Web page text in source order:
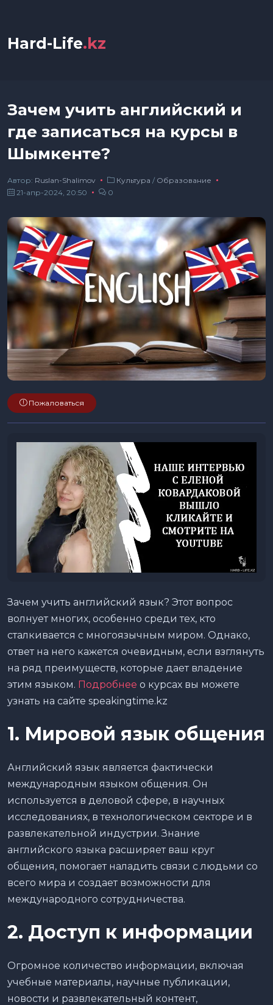
Hard-Life.kz
Зачем учить английский и
где записаться на курсы в
Шымкенте?
Автор: Ruslan-Shalimov Культура / Образование
21-апр-2024, 20:50
0
Пожаловаться
Зачем учить английский язык? Этот вопрос
волнует многих, особенно среди тех, кто
сталкивается с многоязычным миром. Однако,
ответ на него кажется очевидным, если взглянуть
на ряд преимуществ, которые дает владение
этим языком. Подробнее о курсах вы можете
узнать на сайте speakingtime.kz
1. Мировой язык общения
Английский язык является фактически
международным языком общения. Он
используется в деловой сфере, в научных
исследованиях, в технологическом секторе и в
развлекательной индустрии. Знание
английского языка расширяет ваш круг
общения, помогает наладить связи с людьми со
всего мира и создает возможности для
международного сотрудничества.
2. Доступ к информации
Огромное количество информации, включая
учебные материалы, научные публикации,
новости и развлекательный контент,